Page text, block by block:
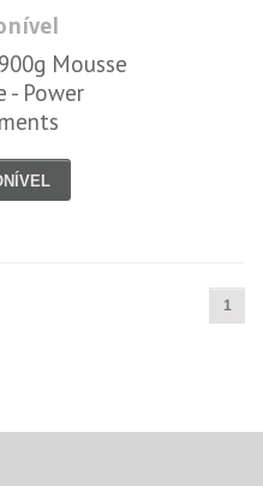
Mousse
- Power
1